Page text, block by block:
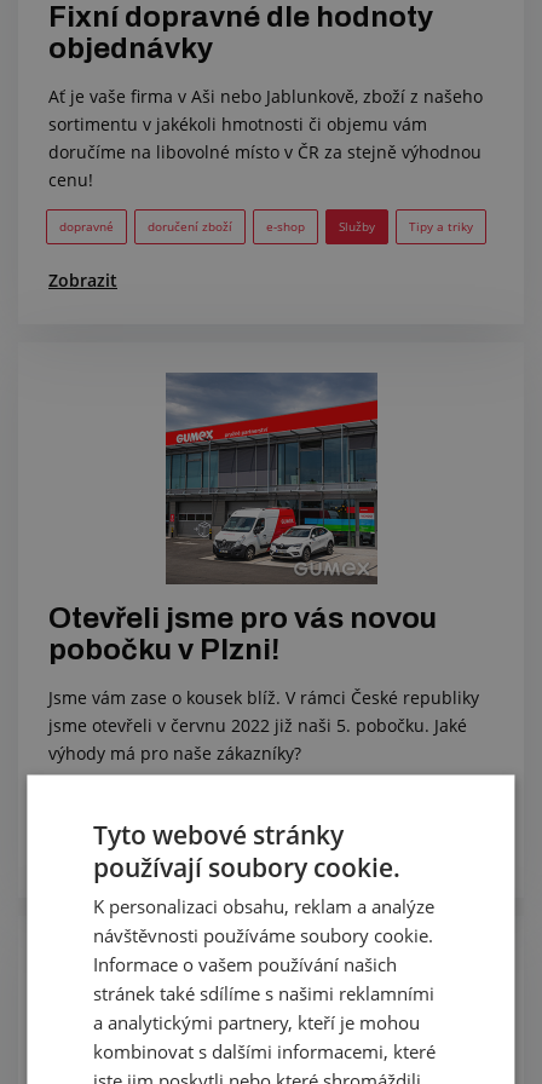
Fixní dopravné dle hodnoty
objednávky
Ať je vaše firma v Aši nebo Jablunkově, zboží z našeho
sortimentu v jakékoli hmotnosti či objemu vám
doručíme na libovolné místo v ČR za stejně výhodnou
cenu!
dopravné doručení zboží e-shop Služby Tipy a triky
Zobrazit
Otevřeli jsme pro vás novou
pobočku v Plzni!
Jsme vám zase o kousek blíž. V rámci České republiky
jsme otevřeli v červnu 2022 již naši 5. pobočku. Jaké
výhody má pro naše zákazníky?
Zobrazit
Tyto webové stránky
používají soubory cookie.
K personalizaci obsahu, reklam a analýze
návštěvnosti používáme soubory cookie.
Informace o vašem používání našich
stránek také sdílíme s našimi reklamními
a analytickými partnery, kteří je mohou
kombinovat s dalšími informacemi, které